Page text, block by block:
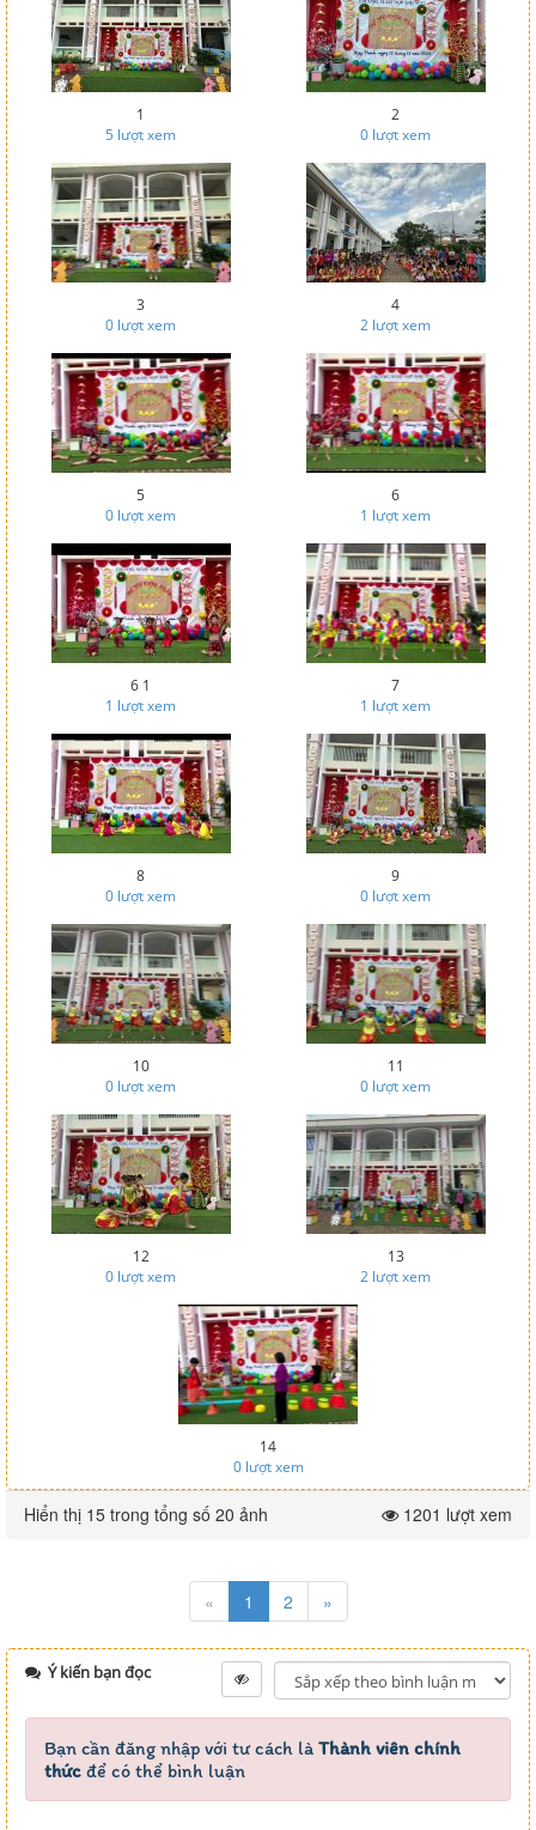
1
5 lượt xem
2
0 lượt xem
3
0 lượt xem
4
2 lượt xem
5
0 lượt xem
6
1 lượt xem
6 1
1 lượt xem
7
1 lượt xem
8
0 lượt xem
9
0 lượt xem
10
0 lượt xem
11
0 lượt xem
12
0 lượt xem
13
2 lượt xem
14
0lượt xem
Hiển thị 15 trong tổng số 20 ảnh 1201 lượt xem
« 1 2 »
Ý kiến bạn đọc
Bạn cần đăng nhập với tư cách là Thành viên chính
thức để có thể bình luận